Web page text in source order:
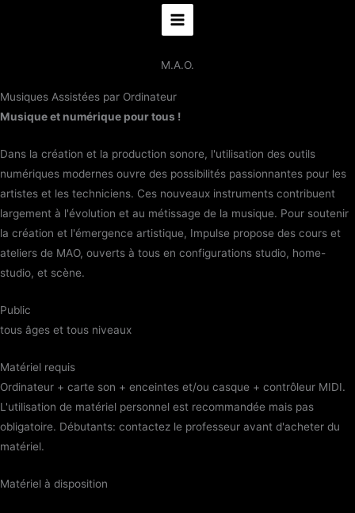
M.A.O.
Musiques Assistées par Ordinateur
Musique et numérique pour tous !
Dans la création et la production sonore, l'utilisation des outils
numériques modernes ouvre des possibilités passionnantes pour les
artistes et les techniciens. Ces nouveaux instruments contribuent
largement à l'évolution et au métissage de la musique. Pour soutenir
la création et l'émergence artistique, Impulse propose des cours et
ateliers de MAO, ouverts à tous en configurations studio, home-
studio, et scène.
Public
tous âges et tous niveaux
Matériel requis
Ordinateur + carte son + enceintes et/ou casque + contrôleur MIDI.
L'utilisation de matériel personnel est recommandée mais pas
obligatoire. Débutants: contactez le professeur avant d'acheter du
matériel.
Matériel à disposition